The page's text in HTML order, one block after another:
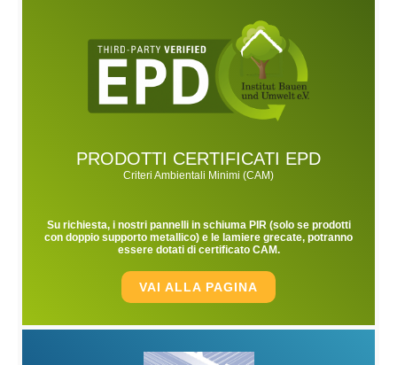
PRODOTTI CERTIFICATI EPD
Criteri Ambientali Minimi (CAM)
Su richiesta, i nostri pannelli in schiuma PIR (solo se prodotti
con doppio supporto metallico) e le lamiere grecate, potranno
essere dotati di certificato CAM.
VAI ALLA PAGINA